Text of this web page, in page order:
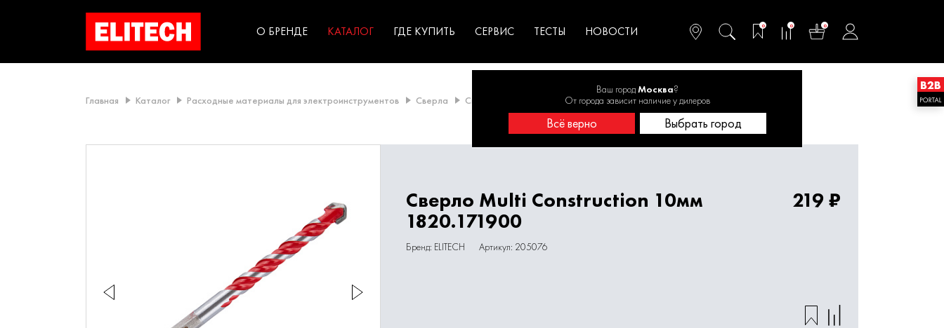
О БРЕНДЕ КАТАЛОГ садоводства
ГДЕ КУПИТЬ СЕРВИС ТЕСТЫ НОВОСТИ 0 0 0
Ваш городМосква?
От города зависит наличие у дилеров
Всё верно Выбрать город
Главная Каталог Расходные материалы для электроинструментов Сверла Свёрла универсальные Сверло Multi Construction 10мм 1820.171900
Сверло Multi Construction 10мм
1820.171900
Бренд: ELITECH Артикул: 205076
219 ₽